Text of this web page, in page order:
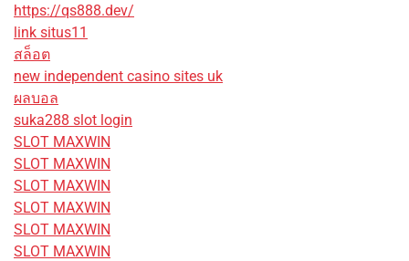
https://qs888.dev/
link situs11
สล็อต
new independent casino sites uk
ผลบอล
suka288 slot login
SLOT MAXWIN
SLOT MAXWIN
SLOT MAXWIN
SLOT MAXWIN
SLOT MAXWIN
SLOT MAXWIN